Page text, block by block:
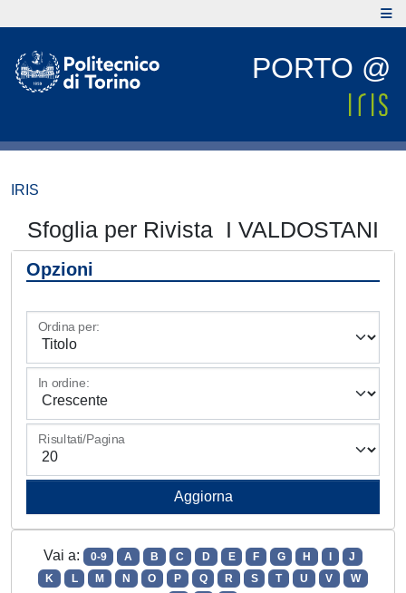
PORTO @
IRIS
Sfoglia per Rivista I VALDOSTANI
Opzioni
Ordina per:
In ordine:
Risultati/Pagina
Vai a: 0-9 A B C D E F G H
J
K
L M N O P Q R S T U V
W